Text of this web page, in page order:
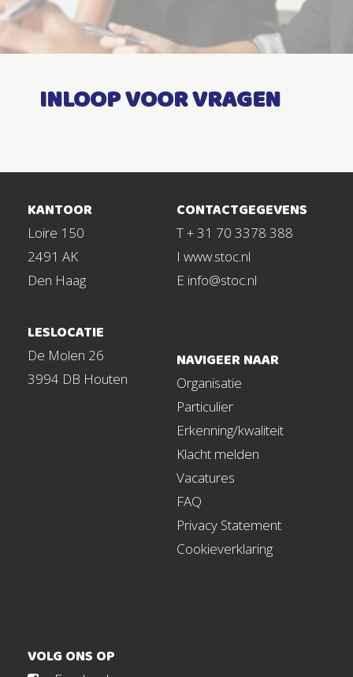
INLOOP VOOR VRAGEN
KANTOOR
Loire 150
2491 AK
Den Haag
LESLOCATIE
De Molen 26
3994 DB Houten
CONTACTGEGEVENS
T + 31 70 3378 388
I www.stoc.nl
E info@stoc.nl
NAVIGEER NAAR
Organisatie
Particulier
Erkenning/kwaliteit
Klacht melden
Vacatures
FAQ
Privacy Statement
Cookieverklaring
VOLG ONS OP